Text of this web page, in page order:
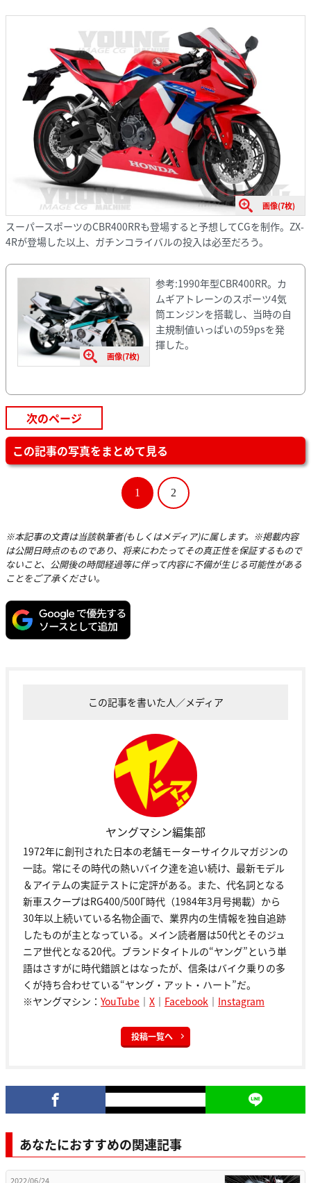
画像(7枚)
スーパースポーツのCBR400RRも登場すると予想してCGを制作。ZX-
4Rが登場した以上、ガチンコライバルの投入は必至だろう。
画像(7枚)
参考:1990年型CBR400RR。カ
ムギアトレーンのスポーツ4気
筒エンジンを搭載し、当時の自
主規制値いっぱいの59psを発
揮した。
次のページ
この記事の写真をまとめて見る
1 2
※本記事の文責は当該執筆者(もしくはメディア)に属します。※掲載内容
は公開日時点のものであり、将来にわたってその真正性を保証するもので
ないこと、公開後の時間経過等に伴って内容に不備が生じる可能性がある
ことをご了承ください。
この記事を書いた人／メディア
ヤングマシン編集部
1972年に創刊された日本の老舗モーターサイクルマガジンの
一誌。常にその時代の熱いバイク達を追い続け、最新モデル
＆アイテムの実証テストに定評がある。また、代名詞となる
新車スクープはRG400/500Γ時代（1984年3月号掲載）から
30年以上続いている名物企画で、業界内の生情報を独自追跡
したものが主となっている。メイン読者層は50代とそのジュ
ニア世代となる20代。ブランドタイトルの“ヤング”という単
語はさすがに時代錯誤とはなったが、信条はバイク乗りの多
くが持ち合わせている“ヤング・アット・ハート”だ。
※ヤングマシン： YouTube ｜ X ｜ Facebook ｜ Instagram
投稿一覧へ
あなたにおすすめの関連記事
2022/06/24